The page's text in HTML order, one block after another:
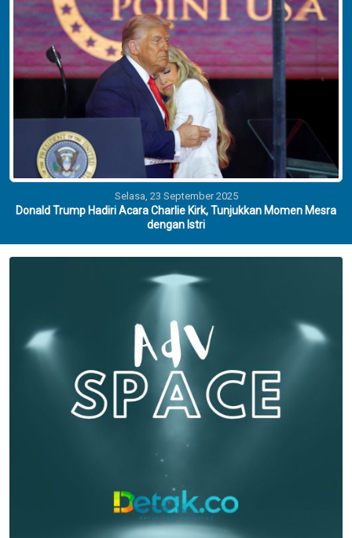
Selasa, 23 September 2025
Donald Trump Hadiri Acara Charlie Kirk, Tunjukkan Momen Mesra
dengan Istri